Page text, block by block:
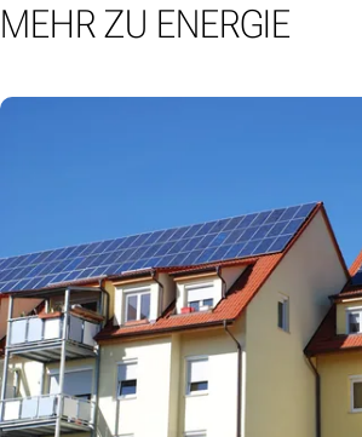
MEHR ZU ENERGIE